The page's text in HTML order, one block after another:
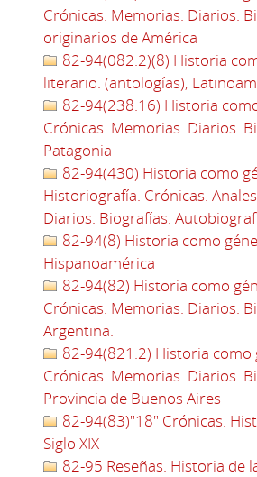
Crónicas. Memorias. Diarios.
originarios de América
82-94(082.2)(8) Historia
literario. (antologías),
82-94(238.16) Historia
Crónicas. Memorias. Diarios.
Patagonia
82-94(430) Historia como
Historiografía. Crónicas.
Diarios. Biografías.
82-94(8) Historia como
Hispanoamérica
82-94(82) Historia como
Crónicas. Memorias. Diarios.
Argentina.
82-94(821.2) Historia
Crónicas. Memorias. Diarios.
Provincia de Buenos Aires
82-94(83)"18" Crónicas.
Siglo XIX
82-95 Reseñas. Historia de